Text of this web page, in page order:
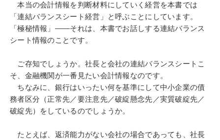
本当の会計情報を判断材料にしていく経営を本書では
「連結バランスシート経営」と呼ぶことにしています。
「極秘情報」――それは、本書でお話しする連結バランス
シート情報のことです。
ご存知でしょうか。社長と会社の連結バランスシートこ
そ、金融機関が一番見たい会計情報なのです。
ちなみに、銀行はいったい何を基準にして中小企業の債
務者区分（正常先／要注意先／破綻懸念先／実質破綻先／
破綻先）をしているのでしょうか。
たとえば、返済能力がない会社の場合であっても、社長